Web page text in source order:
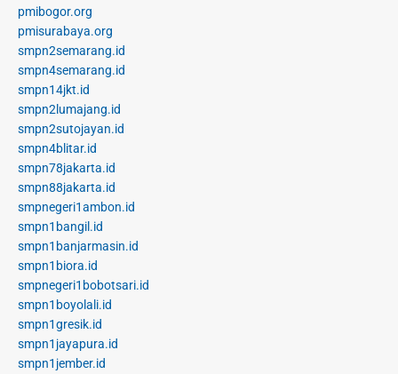
pmibogor.org
pmisurabaya.org
smpn2semarang.id
smpn4semarang.id
smpn14jkt.id
smpn2lumajang.id
smpn2sutojayan.id
smpn4blitar.id
smpn78jakarta.id
smpn88jakarta.id
smpnegeri1ambon.id
smpn1bangil.id
smpn1banjarmasin.id
smpn1biora.id
smpnegeri1bobotsari.id
smpn1boyolali.id
smpn1gresik.id
smpn1jayapura.id
smpn1jember.id